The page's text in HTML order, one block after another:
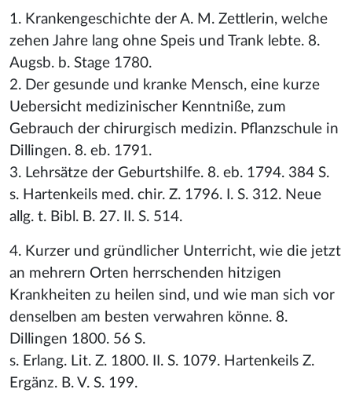
1. Krankengeschichte der A. M. Zettlerin, welche
zehen Jahre lang ohne Speis und Trank lebte. 8.
Augsb. b. Stage 1780.
2. Der gesunde und kranke Mensch, eine kurze
Uebersicht medizinischer Kenntniße, zum
Gebrauch der chirurgisch medizin. Pflanzschule in
Dillingen. 8. eb. 1791.
3. Lehrsätze der Geburtshilfe. 8. eb. 1794. 384 S.
s. Hartenkeils med. chir. Z. 1796. I. S. 312. Neue
allg. t. Bibl. B. 27. II. S. 514.
4. Kurzer und gründlicher Unterricht, wie die jetzt
an mehrern Orten herrschenden hitzigen
Krankheiten zu heilen sind, und wie man sich vor
denselben am besten verwahren könne. 8.
Dillingen 1800. 56 S.
s. Erlang. Lit. Z. 1800. II. S. 1079. Hartenkeils Z.
Ergänz. B. V. S. 199.